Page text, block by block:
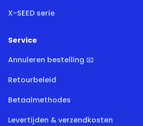
X-SEED serie
Service
Annuleren bestelling 📧
Retourbeleid
Betaalmethodes
Levertijden & verzendkosten